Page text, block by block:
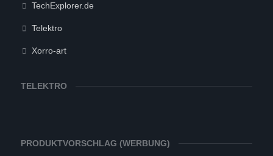
TechExplorer.de
Telektro
Xorro-art
TELEKTRO
PRODUKTVORSCHLAG (WERBUNG)